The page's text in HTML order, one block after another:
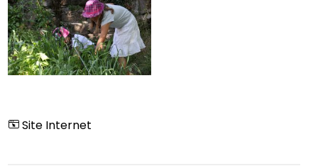
Site Internet